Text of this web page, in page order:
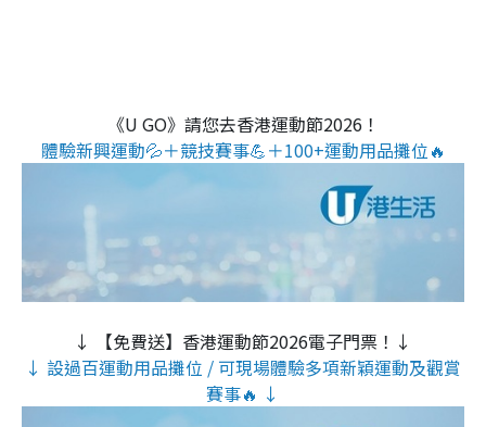
《U GO》請您去香港運動節2026！
體驗新興運動💦＋競技賽事💪＋100+運動用品攤位🔥
↓ 【免費送】香港運動節2026電子門票！↓
↓ 設過百運動用品攤位 / 可現場體驗多項新穎運動及觀賞
賽事🔥 ↓